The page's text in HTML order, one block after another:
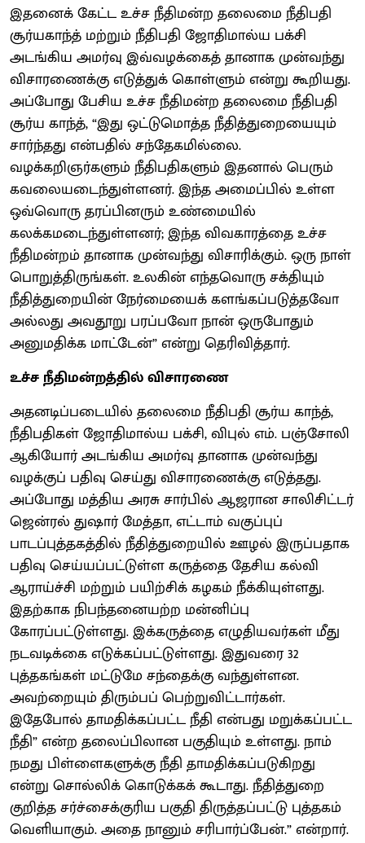
இதனைக் கேட்ட உச்ச நீதிமன்ற தலைமை நீதிபதி
சூர்யகாந்த் மற்றும் நீதிபதி ஜோதிமால்ய பக்சி
அடங்கிய அமர்வு இவ்வழக்கைத் தானாக முன்வந்து
விசாரணைக்கு எடுத்துக் கொள்ளும் என்று கூறியது.
அப்போது பேசிய உச்ச நீதிமன்ற தலைமை நீதிபதி
சூர்ய காந்த், “இது ஒட்டுமொத்த நீதித்துறையையும்
சார்ந்தது என்பதில் சந்தேகமில்லை.
வழக்கறிஞர்களும் நீதிபதிகளும் இதனால் பெரும்
கவலையடைந்துள்ளனர். இந்த அமைப்பில் உள்ள
ஒவ்வொரு தரப்பினரும் உண்மையில்
கலக்கமடைந்துள்ளனர்; இந்த விவகாரத்தை உச்ச
நீதிமன்றம் தானாக முன்வந்து விசாரிக்கும். ஒரு நாள்
பொறுத்திருங்கள். உலகின் எந்தவொரு சக்தியும்
நீதித்துறையின் நேர்மையைக் களங்கப்படுத்தவோ
அல்லது அவதூறு பரப்பவோ நான் ஒருபோதும்
அனுமதிக்க மாட்டேன்” என்று தெரிவித்தார்.
உச்ச நீதிமன்றத்தில் விசாரணை
அதனடிப்படையில் தலைமை நீதிபதி சூர்ய காந்த்,
நீதிபதிகள் ஜோதிமால்ய பக்சி, விபுல் எம். பஞ்சோலி
ஆகியோர் அடங்கிய அமர்வு தானாக முன்வந்து
வழக்குப் பதிவு செய்து விசாரணைக்கு எடுத்தது.
அப்போது மத்திய அரசு சார்பில் ஆஜரான சாலிசிட்டர்
ஜென்ரல் துஷார் மேத்தா, எட்டாம் வகுப்புப்
பாடப்புத்தகத்தில் நீதித்துறையில் ஊழல் இருப்பதாக
பதிவு செய்யப்பட்டுள்ள கருத்தை தேசிய கல்வி
ஆராய்ச்சி மற்றும் பயிற்சிக் கழகம் நீக்கியுள்ளது.
இதற்காக நிபந்தனையற்ற மன்னிப்பு
கோரப்பட்டுள்ளது. இக்கருத்தை எழுதியவர்கள் மீது
நடவடிக்கை எடுக்கப்பட்டுள்ளது. இதுவரை 32
புத்தகங்கள் மட்டுமே சந்தைக்கு வந்துள்ளன.
அவற்றையும் திரும்பப் பெற்றுவிட்டார்கள்.
இதேபோல் தாமதிக்கப்பட்ட நீதி என்பது மறுக்கப்பட்ட
நீதி” என்ற தலைப்பிலான பகுதியும் உள்ளது. நாம்
நமது பிள்ளைகளுக்கு நீதி தாமதிக்கப்படுகிறது
என்று சொல்லிக் கொடுக்கக் கூடாது. நீதித்துறை
குறித்த சர்ச்சைக்குரிய பகுதி திருத்தப்பட்டு புத்தகம்
வெளியாகும். அதை நானும் சரிபார்ப்பேன்.” என்றார்.